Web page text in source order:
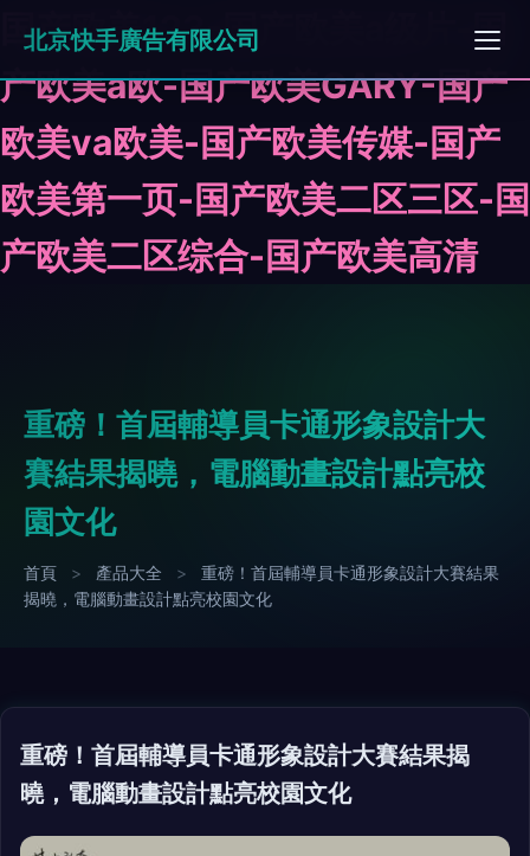
国产欧美123-国产欧美a级片-国
产欧美a欧-国产欧美GARY-国产
欧美va欧美-国产欧美传媒-国产
欧美第一页-国产欧美二区三区-国
产欧美二区综合-国产欧美高清
北京快手廣告有限公司
重磅！首屆輔導員卡通形象設計大
賽結果揭曉，電腦動畫設計點亮校
園文化
首頁 > 產品大全 >
重磅！首屆輔導員卡通形象設計大賽結果
揭曉，電腦動畫設計點亮校園文化
重磅！首屆輔導員卡通形象設計大賽結果揭
曉，電腦動畫設計點亮校園文化